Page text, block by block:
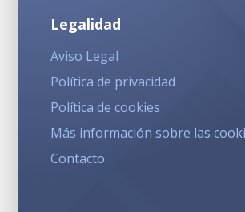
Legalidad
Aviso Legal
Política de privacidad
Política de cookies
Más información sobre las
Contacto